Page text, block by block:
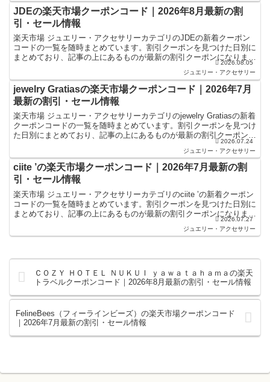
JDEの楽天市場クーポンコード｜2026年8月最新の割
引・セール情報
楽天市場 ジュエリー・アクセサリーカテゴリのJDEの新着クーポン
コードの一覧を随時まとめています。割引クーポンを見つけた日別に
まとめており、記事の上にあるものが最新の割引クーポンになりま
す。楽天スーパーセールやお買い物マラソンなどキャンペー...2026.08.05
ジュエリー・アクセサリー
jewelry Gratiasの楽天市場クーポンコード｜2026年7月
最新の割引・セール情報
楽天市場 ジュエリー・アクセサリーカテゴリのjewelry Gratiasの新着
クーポンコードの一覧を随時まとめています。割引クーポンを見つけ
た日別にまとめており、記事の上にあるものが最新の割引クーポンに
2026.07.24
ジュエリー・アクセサリー
ciite ’の楽天市場クーポンコード｜2026年7月最新の割
引・セール情報
楽天市場 ジュエリー・アクセサリーカテゴリのciite ’の新着クーポン
コードの一覧を随時まとめています。割引クーポンを見つけた日別に
まとめており、記事の上にあるものが最新の割引クーポンになりま
2026.07.27
ジュエリー・アクセサリー
ＣＯＺＹ ＨＯＴＥＬ ＮＵＫＵＩ ｙａｗａｔａｈａｍａの楽天
トラベルクーポンコード｜2026年8月最新の割引・セール情報
FelineBees（フィーラインビーズ）の楽天市場クーポンコード
｜2026年7月最新の割引・セール情報